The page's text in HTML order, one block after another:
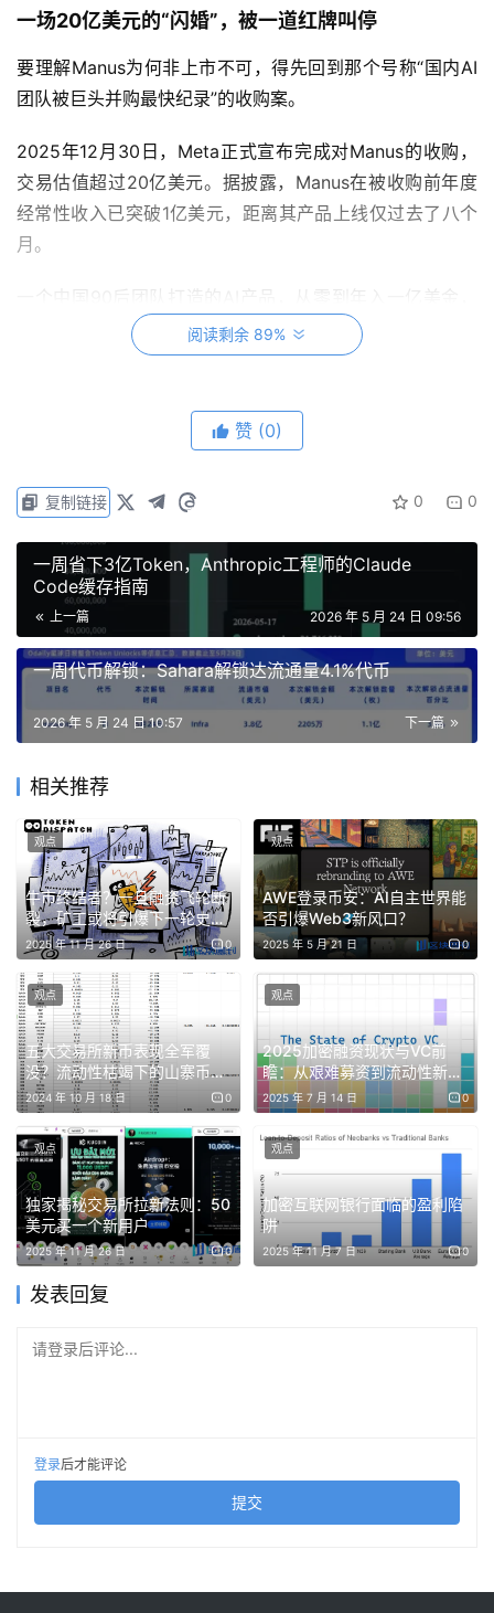
一场20亿美元的“闪婚”，被一道红牌叫停
要理解Manus为何非上市不可，得先回到那个号称“国内AI
团队被巨头并购最快纪录”的收购案。
2025年12月30日，Meta正式宣布完成对Manus的收购，
交易估值超过20亿美元。据披露，Manus在被收购前年度
经常性收入已突破1亿美元，距离其产品上线仅过去了八个
月。
只用了八个月——这个数字放在全球SaaS行业里都是一骑
收购价格有多夸张？消息人士透露，这笔交易的谈判从接触
到签约只用了大约十天。真格基金合伙人刘元甚至说，“快
为它输不起。
彼时的AI战场，OpenAI、Google在卷参数、卷基座，扎克
伯格手里最大的底牌还是那个开源Llama，而Manus是一张
能打的成品牌——它已经在全球付费客户的挑剔目光中，验
证了一套完整的AI Agent商业化路径。
Manus的产品与主流Chatbot不同，它采用“大模型+云端虚
拟机”的架构，能够自主理解任务、调用工具并完成复杂交
在通用AI Agent领域，Manus、Genspark、Flowith被清华
研究机构视作产品层的主轴。这种“能真正干活的AI”，正是
Meta急需补齐的能力拼图。
然而，这场看似完美的“闪婚”，很快就撞上了无法逾越的监
管高墙。
2026年1月8日，中国商务部首次公开表态，将会同相关部
门对这笔交易与出口管制、技术进出口等法律法规的一致性
开展评估调查。
4月27日，审查结论落地：国家发改委外商投资安全审查工
作机制办公室正式作出禁止投资决定，要求当事人撤销收
购。
值得注意的是，这是《外商投资安全审查办法》自2021年
止”而非“附条件通过”作出的安审决定。
Manus此前曾选择屏蔽部分中国区域用户的使用，试图以此
决，对整个行业的政策教育意义很大。”他补充道：“行业对
全球化的资金与市场通道有现实需求，但关键科技领域的安
全底线也不容触碰。”
阅读剩余 89%
赞 (0)
0 0
复制链接
一周省下3亿Token，Anthropic工程师的Claude
Code缓存指南
上一篇 2026 年 5 月 24 日 09:56
一周代币解锁：Sahara解锁达流通量4.1%代币
下一篇
2026 年 5 月 24 日 10:57
相关推荐
牛市终结者？一旦融资飞轮断
裂，矿工或将引爆下一轮史诗
级砸盘潮
2025 年 11 月 26 日 0
观点
AWE登录币安：AI自主世界能
否引爆Web3新风口？
2025 年 5 月 21 日 0
观点
五大交易所新币表现全军覆
没？流动性枯竭下的山寨币机
会与风险解析
2024 年 10 月 18 日 0
观点
2025加密融资现状与VC前
瞻：从艰难募资到流动性新范
式
2025 年 7 月 14 日 0
观点
独家揭秘交易所拉新法则：50
美元买一个新用户
2025 年 11 月 26 日 0
观点
加密互联网银行面临的盈利陷
阱
2025 年 11 月 7 日 0
观点
发表回复
请登录后评论...
登录后才能评论
提交